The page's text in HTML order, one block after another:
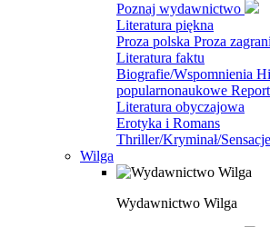
Poznaj wydawnictwo
Literatura piękna
Proza polska Proza
Literatura faktu
Biografie/Wspomnienia
popularnonaukowe
Literatura obyczajowa
Erotyka i Romans
Thriller/Kryminał/Sensacje
Wilga
Wydawnictwo Wilga